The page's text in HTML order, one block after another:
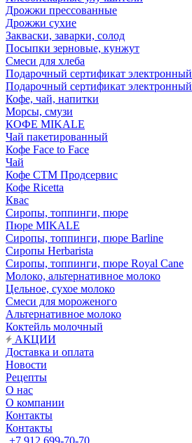
Дрожжи прессованные
Дрожжи сухие
Закваски, заварки, солод
Посыпки зерновые, кунжут
Смеси для хлеба
Подарочный сертификат электронный
Подарочный сертификат электронный
Кофе, чай, напитки
Морсы, смузи
КОФЕ MIKALE
Чай пакетированный
Кофе Face to Face
Чай
Кофе СТМ Продсервис
Кофе Ricetta
Квас
Сиропы, топпинги, пюре
Пюре MIKALE
Сиропы, топпинги, пюре Barline
Сиропы Herbarista
Сиропы, топпинги, пюре Royal Cane
Молоко, альтернативное молоко
Цельное, сухое молоко
Смеси для мороженого
Альтернативное молоко
Коктейль молочный
АКЦИИ
Доставка и оплата
Новости
Рецепты
О нас
О компании
Контакты
Контакты
+7 912 699-70-70